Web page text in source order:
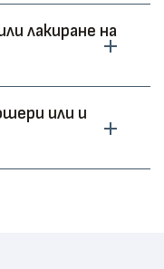
лакиране на
или и